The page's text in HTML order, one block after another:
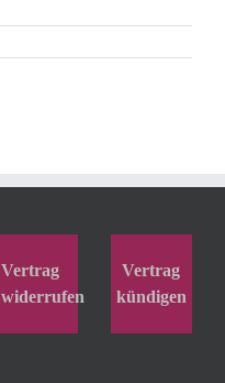
Vertrag
widerrufen
Vertrag
kündigen